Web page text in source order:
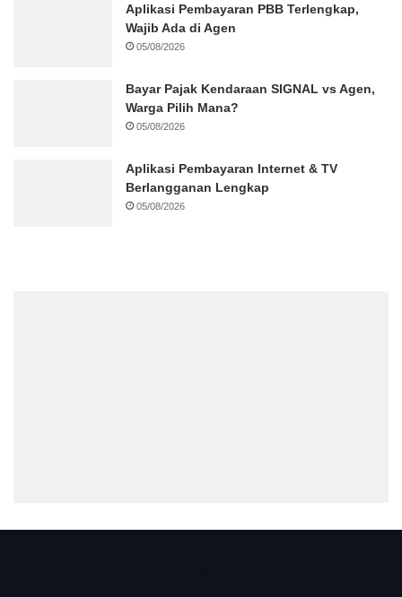
Aplikasi Pembayaran PBB Terlengkap,
Wajib Ada di Agen
05/08/2026
Bayar Pajak Kendaraan SIGNAL vs Agen,
Warga Pilih Mana?
05/08/2026
Aplikasi Pembayaran Internet & TV
Berlangganan Lengkap
05/08/2026